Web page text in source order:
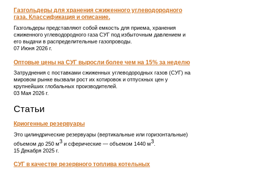
Газгольдеры для хранения сжиженного углеводородного
газа. Классификация и описание.
Газгольдеры представляют собой емкость для приема, хранения
сжиженного углеводородного газа СУГ под избыточным давлением и
его выдачи в распределительные газопроводы.
07 Июня 2026 г.
Оптовые цены на СУГ выросли более чем на 15% за неделю
Затруднения с поставками сжиженных углеводородных газов (СУГ) на
мировом рынке вызвали рост их котировок и отпускных цен у
крупнейших глобальных производителей.
03 Мая 2026 г.
Статьи
Криогенные резервуары
Это цилиндрические резервуары (вертикальные или горизонтальные)
объемом до 250 м3 и сферические ― объемом 1440 м3
15 Декабря 2025 г.
СУГ в качестве резервного топлива котельных